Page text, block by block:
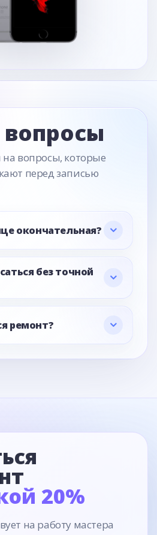
на вопросы, которые
перед записью
окончательная?
без точной
ремонт?
20%
на работу мастера